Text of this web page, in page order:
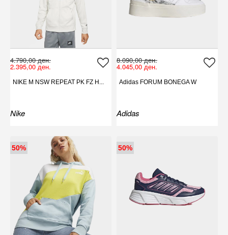
4.790,00 ден.
2.395,00 ден.
NIKE M NSW REPEAT PK FZ H...
Nike
8.090,00 ден.
4.045,00 ден.
Adidas FORUM BONEGA W
Adidas
50% 50%